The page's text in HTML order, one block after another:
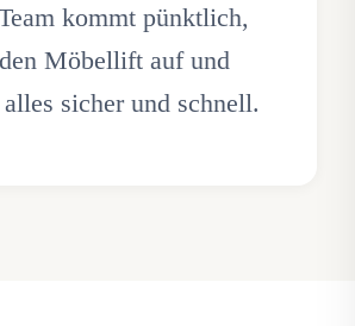
kommt pünktlich,
Möbellift auf und
sicher und schnell.